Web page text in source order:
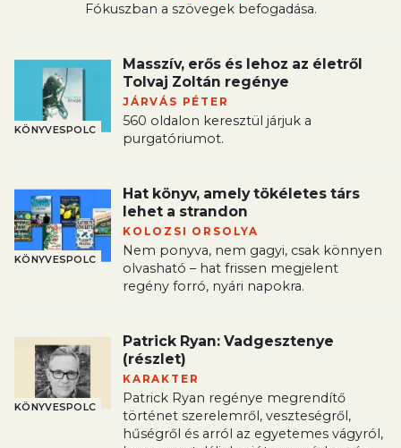
Fókuszban a szövegek befogadása.
KÖNYVESPOLC
Masszív, erős és lehoz az életről
Tolvaj Zoltán regénye
JÁRVÁS PÉTER
560 oldalon keresztül járjuk a
purgatóriumot.
KÖNYVESPOLC
Hat könyv, amely tökéletes társ
lehet a strandon
KOLOZSI ORSOLYA
Nem ponyva, nem gagyi, csak könnyen
olvasható – hat frissen megjelent
regény forró, nyári napokra.
KÖNYVESPOLC
Patrick Ryan: Vadgesztenye
(részlet)
KARAKTER
Patrick Ryan regénye megrendítő
történet szerelemről, veszteségről,
hűségről és arról az egyetemes vágyról,